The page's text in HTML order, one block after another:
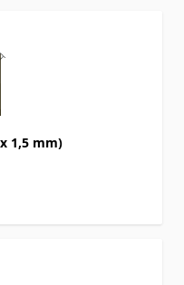
1,5 mm)